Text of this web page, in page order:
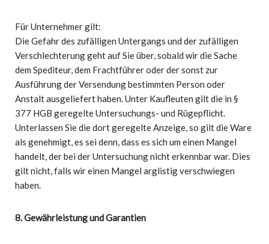
Für Unternehmer gilt:
Die Gefahr des zufälligen Untergangs und der zufälligen
Verschlechterung geht auf Sie über, sobald wir die Sache
dem Spediteur, dem Frachtführer oder der sonst zur
Ausführung der Versendung bestimmten Person oder
Anstalt ausgeliefert haben. Unter Kaufleuten gilt die in §
377 HGB geregelte Untersuchungs- und Rügepflicht.
Unterlassen Sie die dort geregelte Anzeige, so gilt die Ware
als genehmigt, es sei denn, dass es sich um einen Mangel
handelt, der bei der Untersuchung nicht erkennbar war. Dies
gilt nicht, falls wir einen Mangel arglistig verschwiegen
haben.
8. Gewährleistung und Garantien